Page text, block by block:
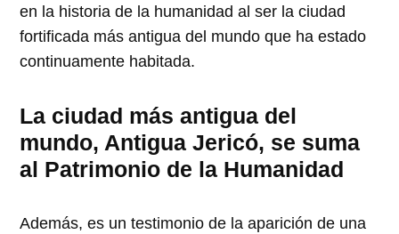
en la historia de la humanidad al ser la ciudad
fortificada más antigua del mundo que ha estado
continuamente habitada.
La ciudad más antigua del
mundo, Antigua Jericó, se suma
al Patrimonio de la Humanidad
Además, es un testimonio de la aparición de una